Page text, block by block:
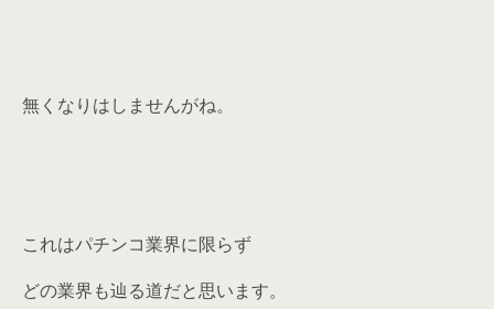
無くなりはしませんがね。
これはパチンコ業界に限らず
どの業界も辿る道だと思います。